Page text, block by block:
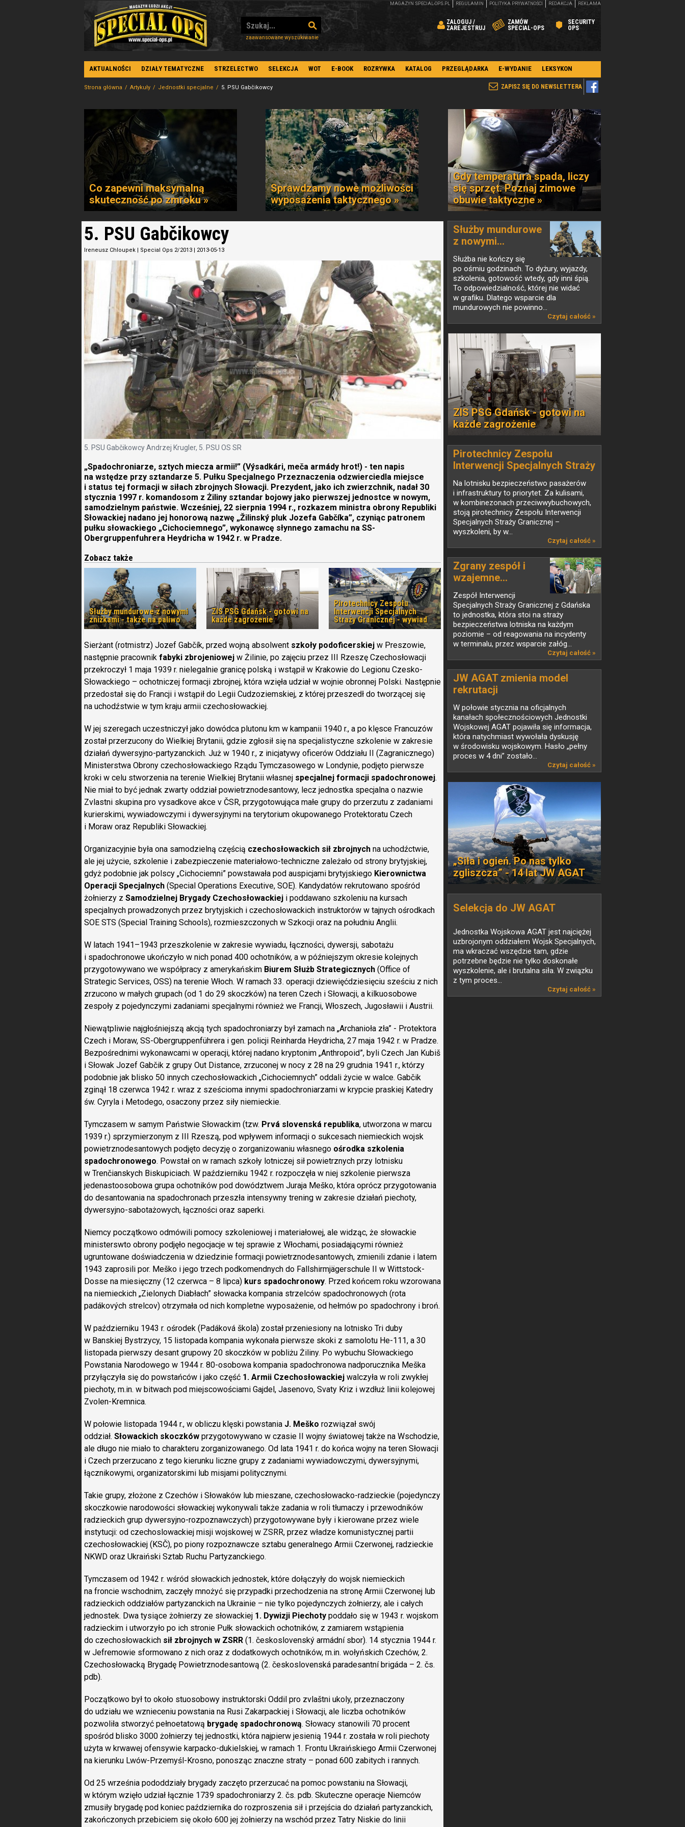
zaawansowane wyszukiwanie
ZALOGUJ /
ZAREJESTRUJ
ZAMÓW
SPECIAL-OPS
SECURITY
OPS
MAGAZYN SPECIAL-OPS.PL REGULAMIN POLITYKA PRYWATNOŚCI REDAKCJA REKLAMA
AKTUALNOŚCI DZIAŁY TEMATYCZNE STRZELECTWO SELEKCJA WOT E-BOOK ROZRYWKA KATALOG PRZEGLĄDARKA E-WYDANIE LEKSYKON
ZAPISZ SIĘ DO NEWSLETTERA
Strona główna Artykuły Jednostki specjalne 5. PSU Gabčikowcy
Co zapewni maksymalną
skuteczność po zmroku »
Sprawdzamy nowe możliwości
wyposażenia taktycznego »
Gdy temperatura spada, liczy
się sprzęt. Poznaj zimowe
obuwie taktyczne »
5. PSU Gabčikowcy
Ireneusz Chloupek | Special Ops 2/2013 | 2013-05-13
5. PSU Gabčikowcy Andrzej Krugler, 5. PSU OS SR
„Spadochroniarze, sztych miecza armii!” (Výsadkári, meča armády hrot!) - ten napis
na wstędze przy sztandarze 5. Pułku Specjalnego Przeznaczenia odzwierciedla miejsce
i status tej formacji w siłach zbrojnych Słowacji. Prezydent, jako ich zwierzchnik, nadał 30
stycznia 1997 r. komandosom z Żiliny sztandar bojowy jako pierwszej jednostce w nowym,
samodzielnym państwie. Wcześniej, 22 sierpnia 1994 r., rozkazem ministra obrony Republiki
Słowackiej nadano jej honorową nazwę „Žilinský pluk Jozefa Gabčíka”, czyniąc patronem
pułku słowackiego „Cichociemnego”, wykonawcę słynnego zamachu na SS-
Obergruppenfuhrera Heydricha w 1942 r. w Pradze.
Zobacz także
Służby mundurowe z nowymi
zniżkami - także na paliwo
ZIS PSG Gdańsk - gotowi na
każde zagrożenie
Pirotechnicy Zespołu
Interwencji Specjalnych
Straży Granicznej - wywiad
Sierżant (rotmistrz) Jozef Gabčík, przed wojną absolwent szkoły podoficerskiej w Preszowie,
następnie pracownik fabyki zbrojeniowej w Żilinie, po zajęciu przez III Rzeszę Czechosłowacji
przekroczył 1 maja 1939 r. nielegalnie granicę polską i wstąpił w Krakowie do Legionu Czesko-
Słowackiego – ochotniczej formacji zbrojnej, która wzięła udział w wojnie obronnej Polski. Następnie
przedostał się do Francji i wstąpił do Legii Cudzoziemskiej, z której przeszedł do tworzącej się
na uchodźstwie w tym kraju armii czechosłowackiej.
W jej szeregach uczestniczył jako dowódca plutonu km w kampanii 1940 r., a po klęsce Francuzów
został przerzucony do Wielkiej Brytanii, gdzie zgłosił się na specjalistyczne szkolenie w zakresie
działań dywersyjno-partyzanckich. Już w 1940 r., z inicjatywy oficerów Oddziału II (Zagranicznego)
Ministerstwa Obrony czechosłowackiego Rządu Tymczasowego w Londynie, podjęto pierwsze
kroki w celu stworzenia na terenie Wielkiej Brytanii własnej specjalnej formacji spadochronowej.
Nie miał to być jednak zwarty oddział powietrznodesantowy, lecz jednostka specjalna o nazwie
Zvlastni skupina pro vysadkove akce v ČSR, przygotowująca małe grupy do przerzutu z zadaniami
kurierskimi, wywiadowczymi i dywersyjnymi na terytorium okupowanego Protektoratu Czech
i Moraw oraz Republiki Słowackiej.
Organizacyjnie była ona samodzielną częścią czechosłowackich sił zbrojnych na uchodźctwie,
ale jej użycie, szkolenie i zabezpieczenie materiałowo-techniczne zależało od strony brytyjskiej,
gdyż podobnie jak polscy „Cichociemni” powstawała pod auspicjami brytyjskiego Kierownictwa
Operacji Specjalnych (Special Operations Executive, SOE). Kandydatów rekrutowano spośród
żołnierzy z Samodzielnej Brygady Czechosłowackiej i poddawano szkoleniu na kursach
specjalnych prowadzonych przez brytyjskich i czechosłowackich instruktorów w tajnych ośrodkach
SOE STS (Special Training Schools), rozmieszczonych w Szkocji oraz na południu Anglii.
W latach 1941–1943 przeszkolenie w zakresie wywiadu, łączności, dywersji, sabotażu
i spadochronowe ukończyło w nich ponad 400 ochotników, a w późniejszym okresie kolejnych
przygotowywano we współpracy z amerykańskim Biurem Służb Strategicznych (Office of
Strategic Services, OSS) na terenie Włoch. W ramach 33. operacji dziewięćdziesięciu sześciu z nich
zrzucono w małych grupach (od 1 do 29 skoczków) na teren Czech i Słowacji, a kilkuosobowe
zespoły z pojedynczymi zadaniami specjalnymi również we Francji, Włoszech, Jugosławii i Austrii.
Niewątpliwie najgłośniejszą akcją tych spadochroniarzy był zamach na „Archanioła zła” - Protektora
Czech i Moraw, SS-Obergruppenführera i gen. policji Reinharda Heydricha, 27 maja 1942 r. w Pradze.
Bezpośrednimi wykonawcami w operacji, której nadano kryptonim „Anthropoid”, byli Czech Jan Kubiš
i Słowak Jozef Gabčik z grupy Out Distance, zrzuconej w nocy z 28 na 29 grudnia 1941 r., którzy
podobnie jak blisko 50 innych czechosłowackich „Cichociemnych” oddali życie w walce. Gabčik
zginął 18 czerwca 1942 r. wraz z sześcioma innymi spadochroniarzami w krypcie praskiej Katedry
św. Cyryla i Metodego, osaczony przez siły niemieckie.
Tymczasem w samym Państwie Słowackim (tzw. Prvá slovenská republika, utworzona w marcu
1939 r.) sprzymierzonym z III Rzeszą, pod wpływem informacji o sukcesach niemieckich wojsk
powietrznodesantowych podjęto decyzję o zorganizowaniu własnego ośrodka szkolenia
spadochronowego. Powstał on w ramach szkoły lotniczej sił powietrznych przy lotnisku
w Trenčianskych Biskupiciach. W październiku 1942 r. rozpoczęła w niej szkolenie pierwsza
jedenastoosobowa grupa ochotników pod dowództwem Juraja Meško, która oprócz przygotowania
do desantowania na spadochronach przeszła intensywny trening w zakresie działań piechoty,
dywersyjno-sabotażowych, łączności oraz saperki.
Niemcy początkowo odmówili pomocy szkoleniowej i materiałowej, ale widząc, że słowackie
ministerswto obrony podjęło negocjacje w tej sprawie z Włochami, posiadającymi również
ugruntowane doświadczenia w dziedzinie formacji powietrznodesantowych, zmienili zdanie i latem
1943 zaprosili por. Meško i jego trzech podkomendnych do Fallshirmjägerschule II w Wittstock-
Dosse na miesięczny (12 czerwca – 8 lipca) kurs spadochronowy. Przed końcem roku wzorowana
na niemieckich „Zielonych Diabłach” słowacka kompania strzelców spadochronowych (rota
padákových strelcov) otrzymała od nich kompletne wyposażenie, od hełmów po spadochrony i broń.
W październiku 1943 r. ośrodek (Padáková škola) został przeniesiony na lotnisko Tri duby
w Banskiej Bystrzycy, 15 listopada kompania wykonała pierwsze skoki z samolotu He-111, a 30
listopada pierwszy desant grupowy 20 skoczków w pobliżu Żiliny. Po wybuchu Słowackiego
Powstania Narodowego w 1944 r. 80-osobowa kompania spadochronowa nadporucznika Meška
przyłączyła się do powstańców i jako część 1. Armii Czechosłowackiej walczyła w roli zwykłej
piechoty, m.in. w bitwach pod miejscowościami Gajdel, Jasenovo, Svaty Kriz i wzdłuż linii kolejowej
Zvolen-Kremnica.
W połowie listopada 1944 r., w obliczu klęski powstania J. Meško rozwiązał swój
oddział. Słowackich skoczków przygotowywano w czasie II wojny światowej także na Wschodzie,
ale długo nie miało to charakteru zorganizowanego. Od lata 1941 r. do końca wojny na teren Słowacji
i Czech przerzucano z tego kierunku liczne grupy z zadaniami wywiadowczymi, dywersyjnymi,
łącznikowymi, organizatorskimi lub misjami politycznymi.
Takie grupy, złożone z Czechów i Słowaków lub mieszane, czechosłowacko-radzieckie (pojedynczy
skoczkowie narodowości słowackiej wykonywali także zadania w roli tłumaczy i przewodników
radzieckich grup dywersyjno-rozpoznawczych) przygotowywane były i kierowane przez wiele
instytucji: od czechoslowackiej misji wojskowej w ZSRR, przez władze komunistycznej partii
czechosłowackiej (KSČ), po piony rozpoznawcze sztabu generalnego Armii Czerwonej, radzieckie
NKWD oraz Ukraiński Sztab Ruchu Partyzanckiego.
Tymczasem od 1942 r. wśród słowackich jednostek, które dołączyły do wojsk niemieckich
na froncie wschodnim, zaczęły mnożyć się przypadki przechodzenia na stronę Armii Czerwonej lub
radzieckich oddziałów partyzanckich na Ukrainie – nie tylko pojedynczych żołnierzy, ale i całych
jednostek. Dwa tysiące żołnierzy ze słowackiej 1. Dywizji Piechoty poddało się w 1943 r. wojskom
radzieckim i utworzyło po ich stronie Pułk słowackich ochotników, z zamiarem wstąpienia
do czechosłowackich sił zbrojnych w ZSRR (1. československý armádní sbor). 14 stycznia 1944 r.
w Jefremowie sformowano z nich oraz z dodatkowych ochotników, m.in. wołyńskich Czechów, 2.
Czechosłowacką Brygadę Powietrznodesantową (2. československá paradesantní brigáda – 2. čs.
pdb).
Początkowo był to około stuosobowy instruktorski Oddil pro zvlaštni ukoly, przeznaczony
do udziału we wznieceniu powstania na Rusi Zakarpackiej i Słowacji, ale liczba ochotników
pozwoliła stworzyć pełnoetatową brygadę spadochronową. Słowacy stanowili 70 procent
spośród blisko 3000 żołnierzy tej jednostki, która najpierw jesienią 1944 r. została w roli piechoty
użyta w krwawej ofensywie karpacko-dukielskiej, w ramach 1. Frontu Ukraińskiego Armii Czerwonej
na kierunku Lwów-Przemyśl-Krosno, ponosząc znaczne straty – ponad 600 zabitych i rannych.
Od 25 września pododdziały brygady zaczęto przerzucać na pomoc powstaniu na Słowacji,
w którym wzięło udział łącznie 1739 spadochroniarzy 2. čs. pdb. Skuteczne operacje Niemców
zmusiły brygadę pod koniec października do rozproszenia sił i przejścia do działań partyzanckich,
zakończonych przebiciem się około 600 jej żołnierzy na wschód przez Tatry Niskie do linii
Służby mundurowe
z nowymi...
Służba nie kończy się
po ośmiu godzinach. To dyżury, wyjazdy,
szkolenia, gotowość wtedy, gdy inni śpią.
To odpowiedzialność, której nie widać
w grafiku. Dlatego wsparcie dla
mundurowych nie powinno...
Czytaj całość »
ZIS PSG Gdańsk - gotowi na
każde zagrożenie
Pirotechnicy Zespołu
Interwencji Specjalnych Straży
Granicznej - wywiad
Na lotnisku bezpieczeństwo pasażerów
i infrastruktury to priorytet. Za kulisami,
w kombinezonach przeciwwybuchowych,
stoją pirotechnicy Zespołu Interwencji
Specjalnych Straży Granicznej –
wyszkoleni, by w...
Czytaj całość »
Zgrany zespół i
wzajemne...
Zespół Interwencji
Specjalnych Straży Granicznej z Gdańska
to jednostka, która stoi na straży
bezpieczeństwa lotniska na każdym
poziomie – od reagowania na incydenty
w terminalu, przez wsparcie załóg...
Czytaj całość »
JW AGAT zmienia model
rekrutacji
W połowie stycznia na oficjalnych
kanałach społecznościowych Jednostki
Wojskowej AGAT pojawiła się informacja,
która natychmiast wywołała dyskusję
w środowisku wojskowym. Hasło „pełny
proces w 4 dni” zostało...
Czytaj całość »
„Siła i ogień. Po nas tylko
zgliszcza” - 14 lat JW AGAT
Selekcja do JW AGAT
Jednostka Wojskowa AGAT jest najciężej
uzbrojonym oddziałem Wojsk Specjalnych,
ma wkraczać wszędzie tam, gdzie
potrzebne będzie nie tylko doskonałe
wyszkolenie, ale i brutalna siła. W związku
z tym proces...
Czytaj całość »